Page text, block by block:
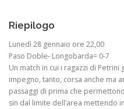
Riepilogo
Lunedì 28 gennaio ore 22,00
Paso Doble- Longobarda= 0-7
Un match in cui i ragazzi di
impegno, tanto, corsa anche ma
passaggi di prima che
sin dal limite dell’area mettendo